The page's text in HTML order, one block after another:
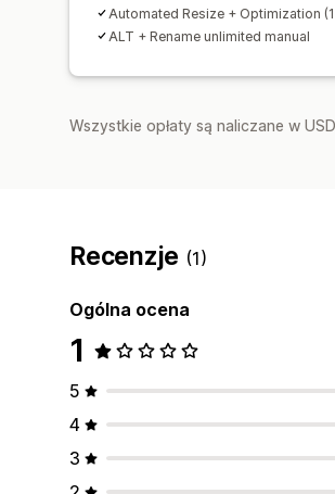
Automated Resize + Optimization
ALT + Rename unlimited manual
Wszystkie opłaty są naliczane w
Recenzje (1)
Ogólna ocena
1
5
4
3